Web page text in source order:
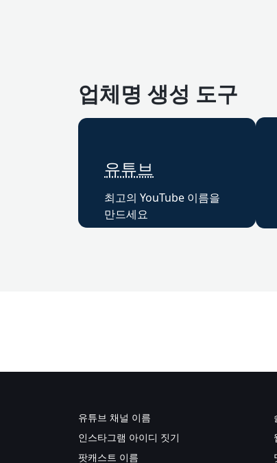
업체명 생성 도구
유튜브
최고의 YouTube 이름을
만드세요
유튜브 채널 이름
인스타그램 아이디 짓기
팟캐스트 이름